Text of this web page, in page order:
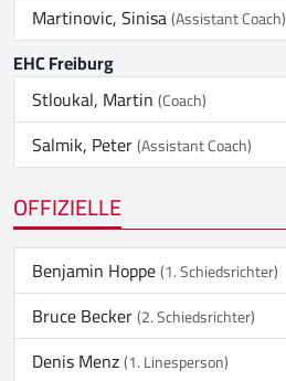
Martinovic, Sinisa(Assistant Coach)
EHC Freiburg
Stloukal, Martin(Coach)
Salmik, Peter(Assistant Coach)
OFFIZIELLE
Benjamin Hoppe(1. Schiedsrichter)
Bruce Becker(2. Schiedsrichter)
Denis Menz(1. Linesperson)